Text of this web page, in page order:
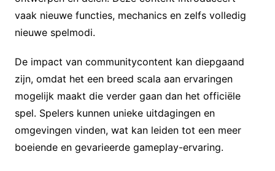
vaak nieuwe functies, mechanics en zelfs volledig
nieuwe spelmodi.
De impact van communitycontent kan diepgaand
zijn, omdat het een breed scala aan ervaringen
mogelijk maakt die verder gaan dan het officiële
spel. Spelers kunnen unieke uitdagingen en
omgevingen vinden, wat kan leiden tot een meer
boeiende en gevarieerde gameplay-ervaring.